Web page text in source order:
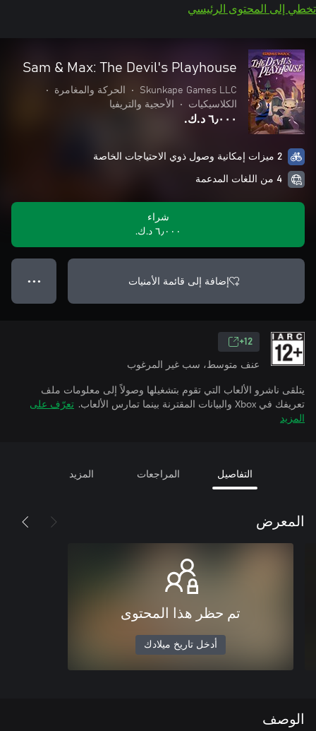
تخطي إلى المحتوى الرئيسي
Sam & Max: The Devil's Playhouse
Skunkape Games LLC
• الحركة والمغامرة
•
الكلاسيكيات
• الأحجية والتريفيا
٦٫٠٠٠ د.ك.‏
2 ميزات إمكانية وصول ذوي الاحتياجات الخاصة
4 من اللغات المدعمة
شراء
٦٫٠٠٠ د.ك.‏
إضافة إلى قائمة الأمنيات ● ● ●
12+
عنف متوسط، سب غير المرغوب
يتلقى ناشرو الألعاب التي تقوم بتشغيلها وصولاً إلى معلومات ملف
تعريفك في Xbox والبيانات المقترنة بينما تمارس الألعاب.
تعرّف على
المزيد
التفاصيل المراجعات المزيد
المعرض
تم حظر هذا المحتوى
أدخل تاريخ ميلادك
الوصف